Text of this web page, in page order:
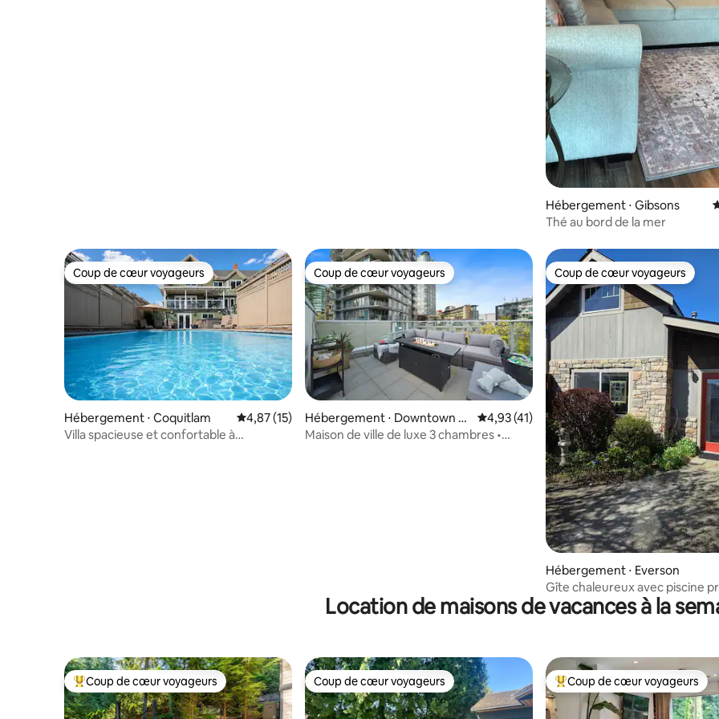
Hébergement ⋅ Gibsons
Thé au bord de la mer
Coup de cœur voyageurs
Coup de cœur voyageurs
Hébergement ⋅ Coquitlam Évaluation moyenne sur la base de 15 commentaires : 4,87 sur 5
4,87 (15)
Villa spacieuse et confortable à
Coup de cœur voyageurs
Coup de cœur voyageurs
Hébergement ⋅ Downtown V
ancouver
Évaluation moyenne sur la base de 41
4,93 (41)
Maison de ville de luxe 3 chambres •
Coup de cœur voyageurs
Coup de cœur voyageurs
Hébergement ⋅ Everson
Gîte chaleureux avec piscine
jacuzzi
Location de maisons de vacances à la
Coups de cœur voyageurs les plus appréciés
Coup de cœur voyageurs Coup de cœur voyageurs
Coup de cœur voyageurs Coups de cœur voyageurs les
Coup de cœur voyageurs